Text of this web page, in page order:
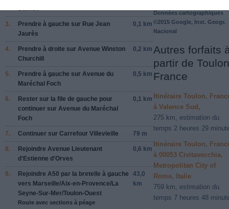
3. Prendre à gauche sur Rue Jean
Jaurès
0,1 km
4. Prendre à droite sur Avenue Winston
Churchill
0,2 km
5. Prendre à gauche sur Avenue du
Maréchal Foch
0,5 km
6. Rester sur la file de gauche pour
continuer sur Avenue du Maréchal
Foch
0,1 km
7. Continuer sur Carrefour Villevieille 79 m
8. Rejoindre Avenue Lieutenant
d'Estienne d'Orves
0,6 km
9. Rejoindre A50 par la bretelle à gauche
vers Marseille/Aix-en-Provence/La
Seyne-Sur-Mer/Toulon-Ouest
Route avec sections à péage
43,0
km
Données cartographiques
©2015 Google, Inst. Geogr.
Nacional
Autres forfaits
partir de
France
Itinéraire Toulon,
à Valence Sud,
275 km, estimation du
temps 2 heures 29
Itinéraire Toulon,
à 00053 Civitavecchia,
Metropolitan City of
Rome, Italie
759 km, estimation du
temps 7 heures 48